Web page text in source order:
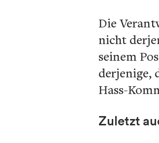
Die
nicht
seinem
derjenige,
Hass-
Zuletzt